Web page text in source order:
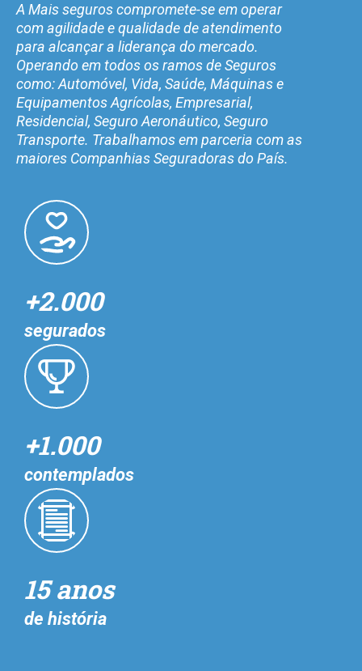
A Mais seguros compromete-se em operar
com agilidade e qualidade de atendimento
para alcançar a liderança do mercado.
Operando em todos os ramos de Seguros
como: Automóvel, Vida, Saúde, Máquinas e
Equipamentos Agrícolas, Empresarial,
Residencial, Seguro Aeronáutico, Seguro
Transporte. Trabalhamos em parceria com as
maiores Companhias Seguradoras do País.
+2.000
segurados
+1.000
contemplados
15 anos
de história